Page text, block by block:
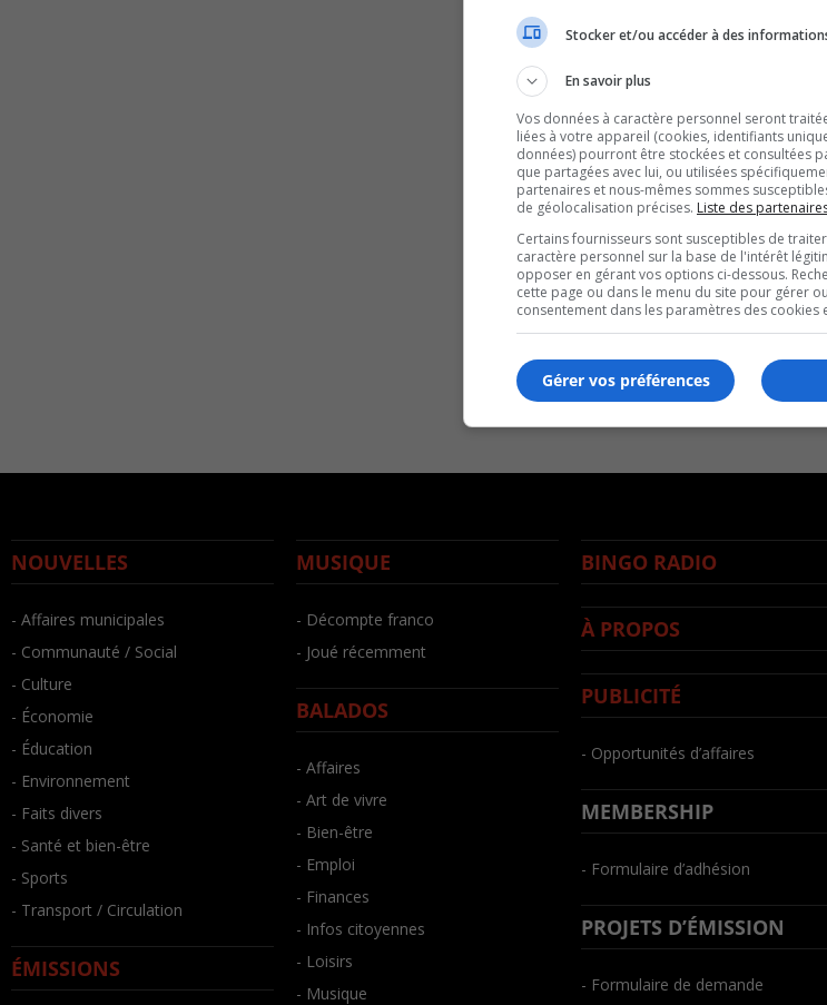
NOUVELLES
- Affaires municipales
- Communauté / Social
- Culture
- Économie
- Éducation
- Environnement
- Faits divers
- Santé et bien-être
- Sports
- Transport / Circulation
ÉMISSIONS
MUSIQUE
- Décompte franco
- Joué récemment
BALADOS
- Affaires
- Art de vivre
- Bien-être
- Emploi
- Finances
- Infos citoyennes
- Loisirs
- Musique
BINGO RADIO
À PROPOS
PUBLICITÉ
- Opportunités d’affaires
MEMBERSHIP
- Formulaire d’adhésion
PROJETS D’ÉMISSION
- Formulaire de demande
Stocker et/ou accéder à des
En savoir plus
Vos données à caractère personnel seront
liées à votre appareil (cookies, identifiants
données) pourront être stockées et consultées
que partagées avec lui, ou utilisées
partenaires et nous-mêmes sommes
de géolocalisation précises. Liste des
Certains fournisseurs sont susceptibles de
caractère personnel sur la base de l'intérêt
opposer en gérant vos options ci-dessous.
cette page ou dans le menu du site pour gérer
consentement dans les paramètres des cookies
Gérer vos préférences